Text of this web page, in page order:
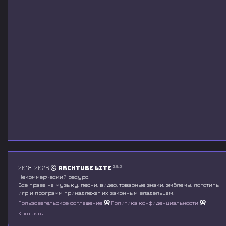
2018-2026 Archtube Lite 2.8.5
Некоммерческий ресурс.
Все права на музыку, песни, видео, товарные знаки, эмблемы, логотипы
игр и программ принадлежат их законным владельцам.
Пользовательское соглашение
Политика конфиденциальности
Контакты